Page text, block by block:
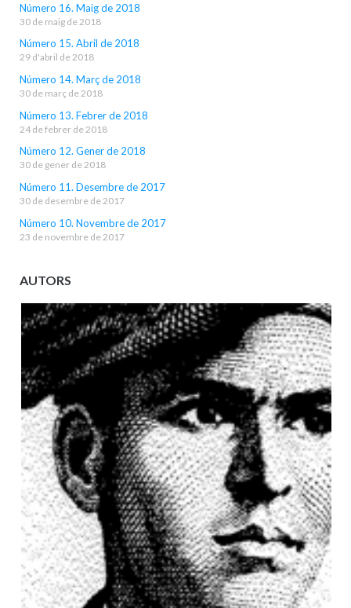
Número 16. Maig de 2018
30 de maig de 2018
Número 15. Abril de 2018
29 d'abril de 2018
Número 14. Març de 2018
30 de març de 2018
Número 13. Febrer de 2018
24 de febrer de 2018
Número 12. Gener de 2018
30 de gener de 2018
Número 11. Desembre de 2017
30 de desembre de 2017
Número 10. Novembre de 2017
23 de novembre de 2017
AUTORS